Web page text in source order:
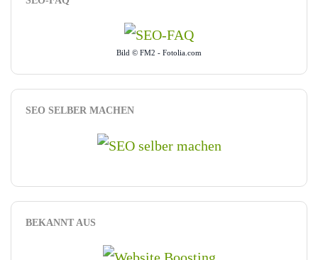
Bild © FM2 - Fotolia.com
SEO SELBER MACHEN
BEKANNT AUS